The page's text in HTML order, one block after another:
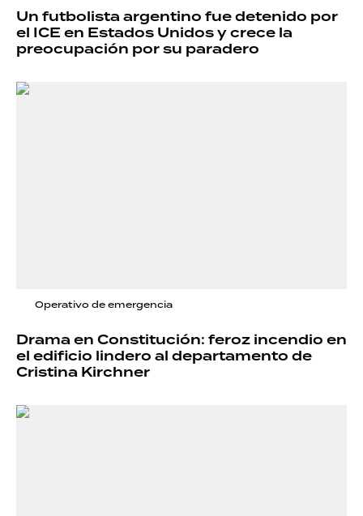
Un futbolista argentino fue detenido por
el ICE en Estados Unidos y crece la
preocupación por su paradero
Operativo de emergencia
Drama en Constitución: feroz incendio en
el edificio lindero al departamento de
Cristina Kirchner